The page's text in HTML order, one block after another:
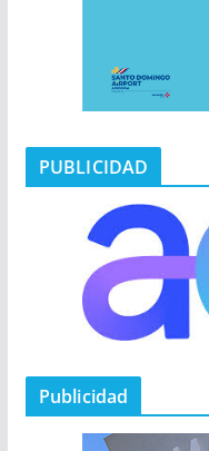
PUBLICIDAD
Publicidad